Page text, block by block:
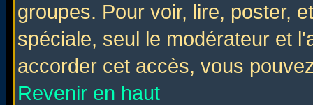
groupes. Pour voir, lire, poster,
spéciale, seul le modérateur et
accorder cet accès, vous
Revenir en haut